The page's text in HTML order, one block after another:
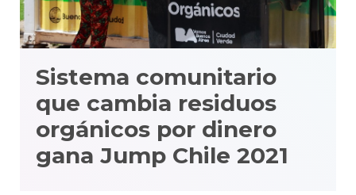
Sistema comunitario
que cambia residuos
orgánicos por dinero
gana Jump Chile 2021